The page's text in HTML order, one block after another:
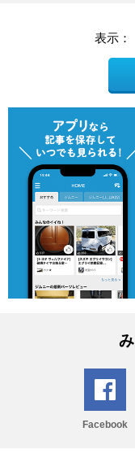
表示：
Facebook